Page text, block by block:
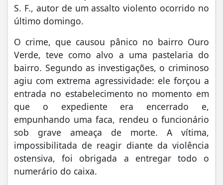
S. F., autor de um assalto violento ocorrido no
último domingo.
O crime, que causou pânico no bairro Ouro
Verde, teve como alvo a uma pastelaria do
bairro. Segundo as investigações, o criminoso
agiu com extrema agressividade: ele forçou a
entrada no estabelecimento no momento em
que o expediente era encerrado e,
empunhando uma faca, rendeu o funcionário
sob grave ameaça de morte. A vítima,
impossibilitada de reagir diante da violência
ostensiva, foi obrigada a entregar todo o
numerário do caixa.